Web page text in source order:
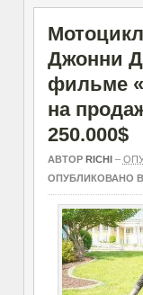
Джонни
фильме
на
250.000$
АВТОР RICHI –
ОПУБЛИКОВАНО